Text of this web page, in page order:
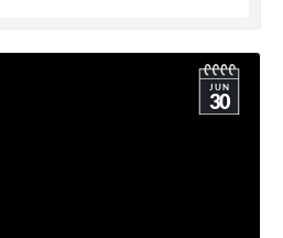
JUN
30